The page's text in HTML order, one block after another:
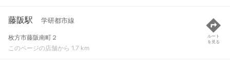
藤阪駅 学研都市線
枚方市藤阪南町２
このページの店舗から 1.7 km
ルート
を見る